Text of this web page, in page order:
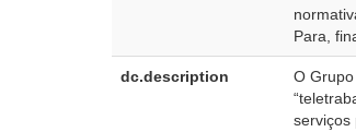
Para,
dc.description
O
serviços